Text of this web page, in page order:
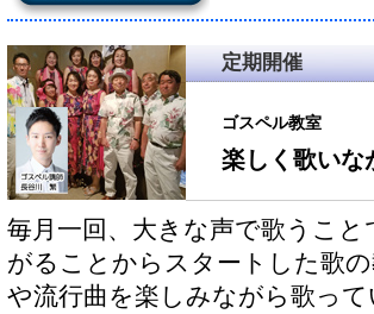
定期開催
ゴスペル教室
楽しく歌いな
毎月一回、大きな声で歌うこ
がることからスタートした歌
や流行曲を楽しみながら歌っ